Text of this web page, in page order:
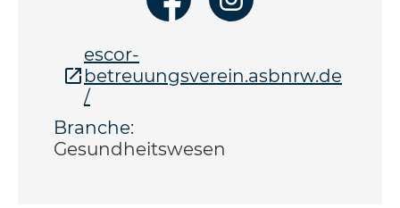
escor-
betreuungsverein.asbnrw.de
/
Branche:
Gesundheitswesen